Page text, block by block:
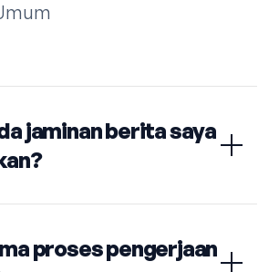
jaminan berita saya
proses pengerjaan